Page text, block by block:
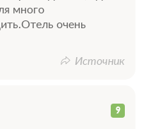
много
очень
Источник
9